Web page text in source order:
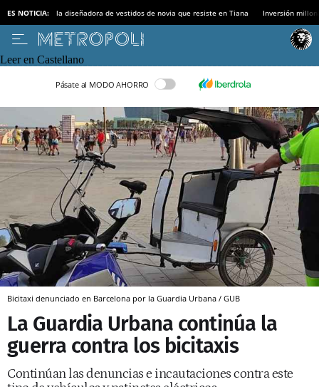
ES NOTICIA: la diseñadora de vestidos de novia que resiste en Tiana Inversión
Leer en Castellano
Pásate al MODO AHORRO
Bicitaxi denunciado en Barcelona por la Guardia Urbana / GUB
La Guardia Urbana continúa la
guerra contra los bicitaxis
Continúan las denuncias e incautaciones contra este